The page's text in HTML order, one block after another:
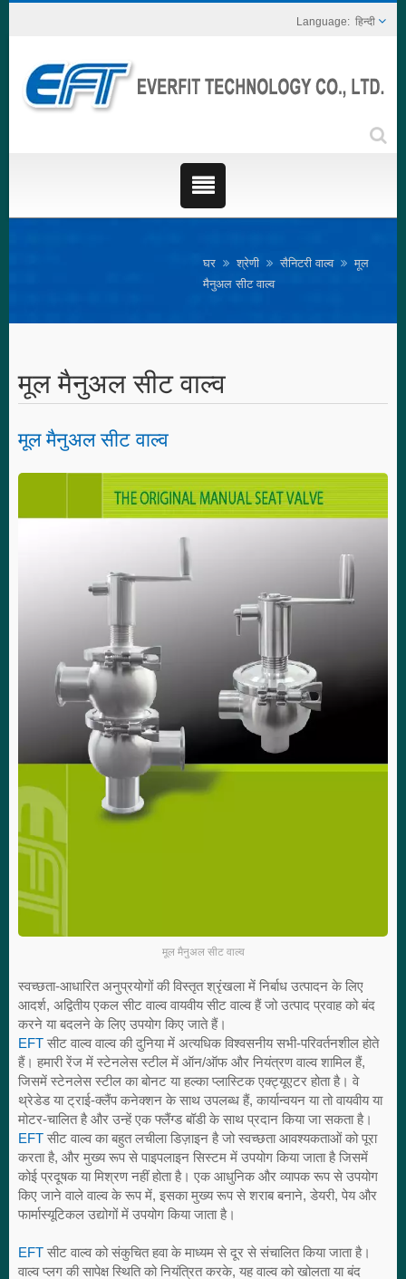
हिन्दी
घर श्रेणी सैनिटरी वाल्व
मूल
मैनुअल सीट वाल्व
मूल मैनुअल सीट वाल्व
मूल मैनुअल सीट वाल्व
मूल मैनुअल सीट वाल्व
स्वच्छता-आधारित अनुप्रयोगों की विस्तृत श्रृंखला में निर्बाध उत्पादन के लिए
आदर्श, अद्वितीय एकल सीट वाल्व वायवीय सीट वाल्व हैं जो उत्पाद प्रवाह को बंद
करने या बदलने के लिए उपयोग किए जाते हैं।
EFT सीट वाल्व वाल्व की दुनिया में अत्यधिक विश्वसनीय सभी-परिवर्तनशील होते
हैं। हमारी रेंज में स्टेनलेस स्टील में ऑन/ऑफ और नियंत्रण वाल्व शामिल हैं,
जिसमें स्टेनलेस स्टील का बोनट या हल्का प्लास्टिक एक्ट्यूएटर होता है। वे
थ्रेडेड या ट्राई-क्लैंप कनेक्शन के साथ उपलब्ध हैं, कार्यान्वयन या तो वायवीय या
मोटर-चालित है और उन्हें एक फ्लैंग्ड बॉडी के साथ प्रदान किया जा सकता है।
EFT सीट वाल्व का बहुत लचीला डिज़ाइन है जो स्वच्छता आवश्यकताओं को पूरा
करता है, और मुख्य रूप से पाइपलाइन सिस्टम में उपयोग किया जाता है जिसमें
कोई प्रदूषक या मिश्रण नहीं होता है। एक आधुनिक और व्यापक रूप से उपयोग
किए जाने वाले वाल्व के रूप में, इसका मुख्य रूप से शराब बनाने, डेयरी, पेय और
फार्मास्यूटिकल उद्योगों में उपयोग किया जाता है।
EFT सीट वाल्व को संकुचित हवा के माध्यम से दूर से संचालित किया जाता है।
वाल्व प्लग की सापेक्ष स्थिति को नियंत्रित करके, यह वाल्व को खोलता या बंद